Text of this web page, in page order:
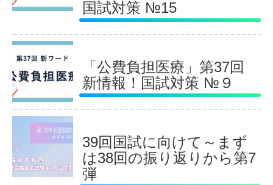
国試対策 №15
「公費負担医療」第37回
新情報！国試対策 №９
39回国試に向けて～まず
は38回の振り返りから第7
弾